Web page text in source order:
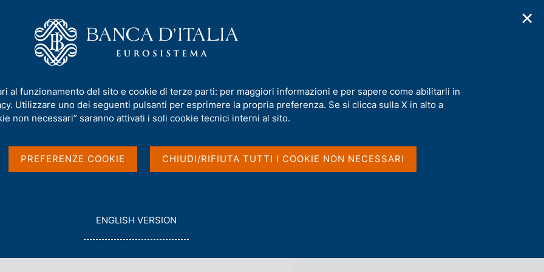
Compiti Servizi al cittadino
finanziaria n. 1 -
FINANZIARIA
✕
al funzionamento del sito e cookie di terze parti: per maggiori informazioni e per sapere come abilitarli in
. Utilizzare uno dei seguenti pulsanti per esprimere la propria preferenza. Se si clicca sulla X in alto a
non necessari” saranno attivati i soli cookie tecnici interni al sito.
PREFERENZE COOKIE CHIUDI/RIFIUTA TUTTI I COOKIE NON NECESSARI
G
O
ENGLISH VERSION